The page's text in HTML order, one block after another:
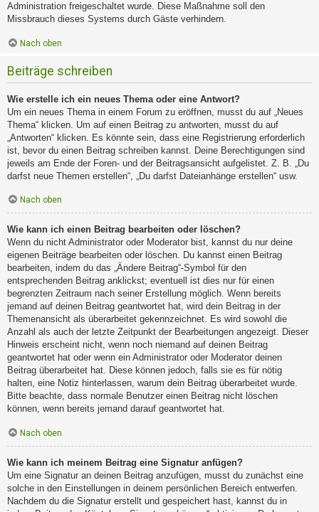
Administration freigeschaltet wurde. Diese Maßnahme soll den
Missbrauch dieses Systems durch Gäste verhindern.
Nach oben
Beiträge schreiben
Wie erstelle ich ein neues Thema oder eine Antwort?
Um ein neues Thema in einem Forum zu eröffnen, musst du auf „Neues
Thema“ klicken. Um auf einen Beitrag zu antworten, musst du auf
„Antworten“ klicken. Es könnte sein, dass eine Registrierung erforderlich
ist, bevor du einen Beitrag schreiben kannst. Deine Berechtigungen sind
jeweils am Ende der Foren- und der Beitragsansicht aufgelistet. Z. B. „Du
darfst neue Themen erstellen“, „Du darfst Dateianhänge erstellen“ usw.
Nach oben
Wie kann ich einen Beitrag bearbeiten oder löschen?
Wenn du nicht Administrator oder Moderator bist, kannst du nur deine
eigenen Beiträge bearbeiten oder löschen. Du kannst einen Beitrag
bearbeiten, indem du das „Ändere Beitrag“-Symbol für den
entsprechenden Beitrag anklickst; eventuell ist dies nur für einen
begrenzten Zeitraum nach seiner Erstellung möglich. Wenn bereits
jemand auf deinen Beitrag geantwortet hat, wird dein Beitrag in der
Themenansicht als überarbeitet gekennzeichnet. Es wird sowohl die
Anzahl als auch der letzte Zeitpunkt der Bearbeitungen angezeigt. Dieser
Hinweis erscheint nicht, wenn noch niemand auf deinen Beitrag
geantwortet hat oder wenn ein Administrator oder Moderator deinen
Beitrag überarbeitet hat. Diese können jedoch, falls sie es für nötig
halten, eine Notiz hinterlassen, warum dein Beitrag überarbeitet wurde.
Bitte beachte, dass normale Benutzer einen Beitrag nicht löschen
können, wenn bereits jemand darauf geantwortet hat.
Nach oben
Wie kann ich meinem Beitrag eine Signatur anfügen?
Um eine Signatur an deinen Beitrag anzufügen, musst du zunächst eine
solche in den Einstellungen in deinem persönlichen Bereich entwerfen.
Nachdem du die Signatur erstellt und gespeichert hast, kannst du in